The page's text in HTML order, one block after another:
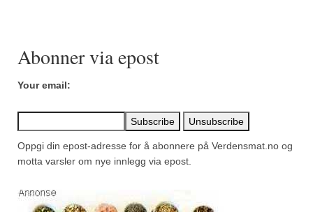
Abonner via epost
Your email:
Oppgi din epost-adresse for å abonnere på Verdensmat.no og
motta varsler om nye innlegg via epost.